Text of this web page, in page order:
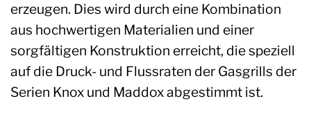
erzeugen. Dies wird durch eine Kombination
aus hochwertigen Materialien und einer
sorgfältigen Konstruktion erreicht, die speziell
auf die Druck- und Flussraten der Gasgrills der
Serien Knox und Maddox abgestimmt ist.